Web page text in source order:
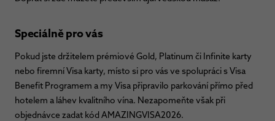
Speciálně pro vás
Pokud jste držitelem prémiové Gold, Platinum či Infinite karty
nebo firemní Visa karty, místo si pro vás ve spolupráci s Visa
Benefit Programem a my Visa připravilo parkování přímo před
hotelem a láhev kvalitního vína. Nezapomeňte však při
objednávce zadat kód AMAZINGVISA2026.